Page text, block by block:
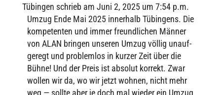
Tübingen schrieb am Juni 2, 2025 um 7:54 p.m.
Umzug Ende Mai 2025 inner­halb Tübin­gens. Die
kompe­ten­ten und immer freund­li­chen Männer
von ALAN brin­gen unse­ren Umzug völlig unauf­
ge­regt und problem­los in kurzer Zeit über die
Bühne! Und der Preis ist abso­lut korrekt. Zwar
wollen wir da, wo wir jetzt wohnen, nicht mehr
weg — sollte aber je doch mal wieder ein Umzug